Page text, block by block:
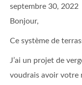
septembre 30, 2022
Bonjour,
Ce système de
J’ai un projet de
voudrais avoir votre